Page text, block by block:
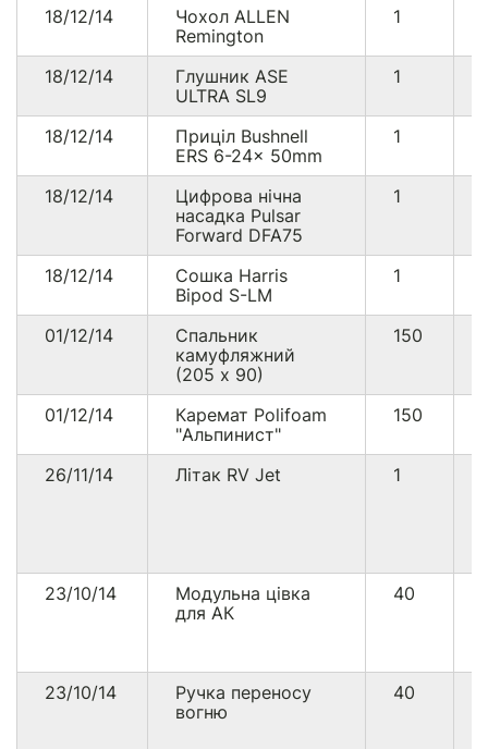
18/12/14
Чохол ALLEN
Remington
1
18/12/14
Глушник ASE
ULTRA SL9
1
18/12/14
Приціл Bushnell
ERS 6-24x 50mm
1
18/12/14
Цифрова нічна
насадка Pulsar
Forward DFA75
1
18/12/14
Сошка Harris
Bipod S-LM
1
01/12/14
Спальник
камуфляжний
(205 х 90)
150
01/12/14
Каремат Polifoam
"Альпинист"
150
26/11/14 Літак RV Jet 1
23/10/14
Модульна цівка
для АК
40
23/10/14
Ручка переносу
вогню
40